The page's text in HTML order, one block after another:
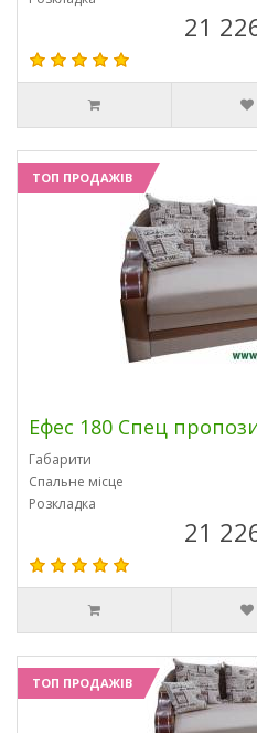
21
ТОП ПРОДАЖІВ
Ефес 180 Спец
Габарити
Спальне місце
Розкладка
21
ТОП ПРОДАЖІВ